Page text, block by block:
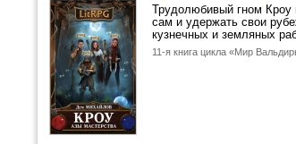
Трудолюбивый гном Кроу
сам и удержать свои
кузнечных и земляных
11-я книга цикла «Мир